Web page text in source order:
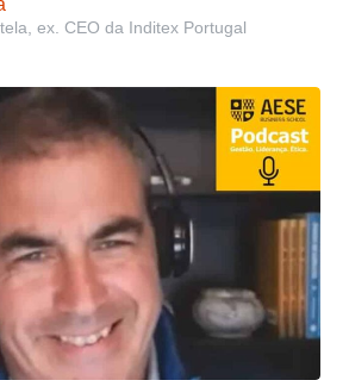
ex. CEO da Inditex Portugal